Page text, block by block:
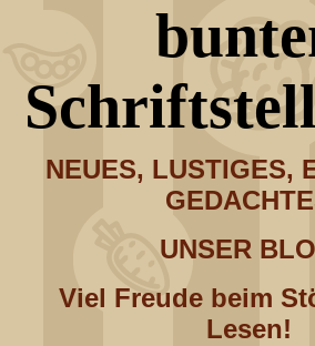
NEUES, LUSTIGES,
UNSER
Viel Freude beim
Lesen!